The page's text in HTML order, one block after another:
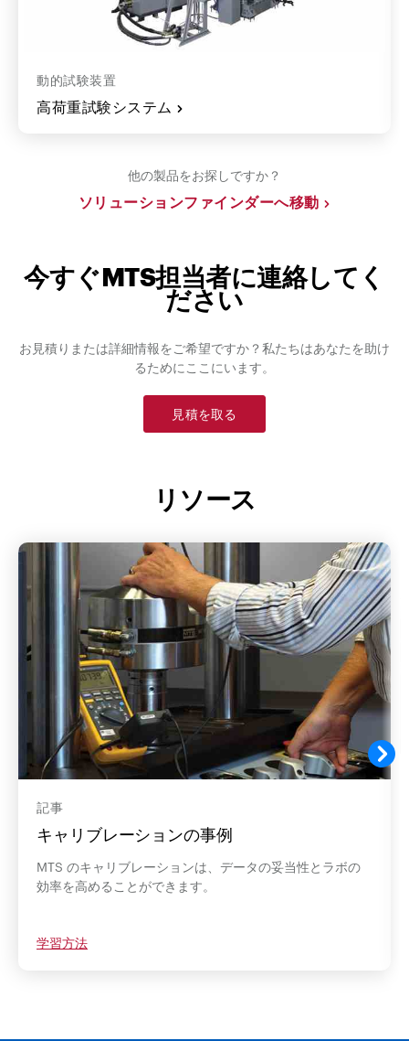
動的試験装置
高荷重試験システム
他の製品をお探しですか？
ソリューションファインダーへ移動
今すぐMTS担当者に連絡してく
ださい
お見積りまたは詳細情報をご希望ですか？私たちはあなたを助け
るためにここにいます。
見積を取る
リソース
記事
キャリブレーションの事例
MTS のキャリブレーションは、データの妥当性とラボの
効率を高めることができます。
学習方法